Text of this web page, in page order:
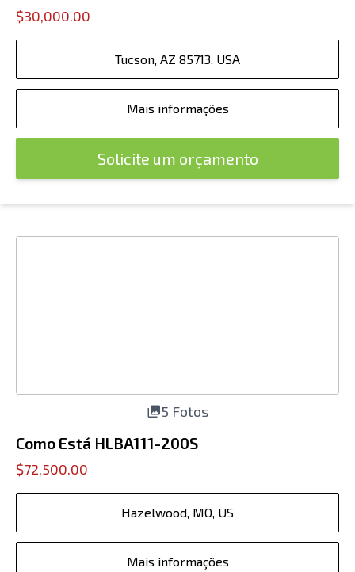
$30,000.00
Tucson, AZ 85713, USA
Mais informações
Solicite um orçamento
5 Fotos
Como Está HLBA111-200S
$72,500.00
Hazelwood, MO, US
Mais informações